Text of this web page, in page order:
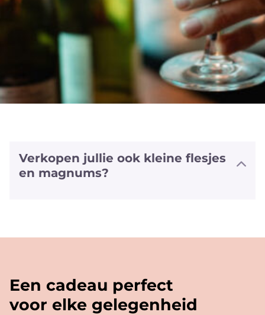
Verkopen jullie ook kleine flesjes
en magnums?
Een cadeau perfect
voor elke gelegenheid